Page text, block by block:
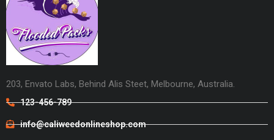
203, Envato Labs, Behind Alis Steet, Melbourne, Australia.
123-456-789
info@caliweedonlineshop.com